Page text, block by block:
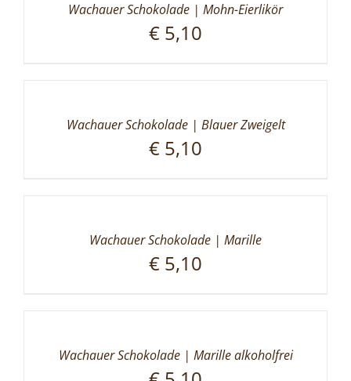
Wachauer Schokolade | Mohn-Eierlikör
€ 5,10
Wachauer Schokolade | Blauer Zweigelt
€ 5,10
Wachauer Schokolade | Marille
€ 5,10
Wachauer Schokolade | Marille alkoholfrei